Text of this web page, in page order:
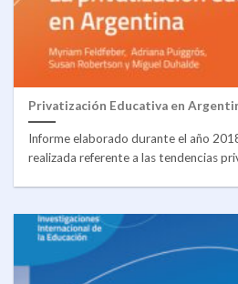
Privatización Educativa en
Informe elaborado durante el año
realizada referente a las tendencias